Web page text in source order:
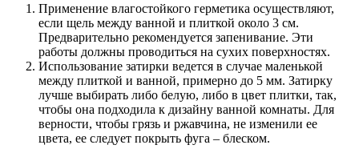
Применение влагостойкого герметика осуществляют,
если щель между ванной и плиткой около 3 см.
Предварительно рекомендуется запенивание. Эти
работы должны проводиться на сухих поверхностях.
Использование затирки ведется в случае маленькой
между плиткой и ванной, примерно до 5 мм. Затирку
лучше выбирать либо белую, либо в цвет плитки, так,
чтобы она подходила к дизайну ванной комнаты. Для
верности, чтобы грязь и ржавчина, не изменили ее
цвета, ее следует покрыть фуга – блеском.